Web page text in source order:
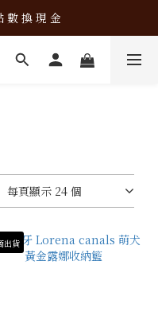
具 組 合 優 惠 中 ❤️
數 換 現 金
具 組 合 優 惠 中 ❤️
每頁顯示 24 個
出貨